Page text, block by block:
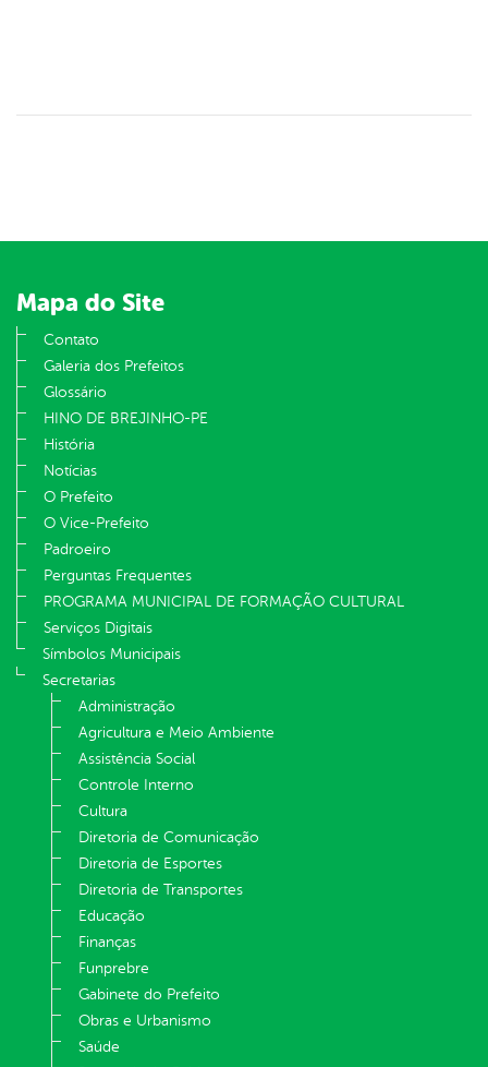
Mapa do Site
Contato
Galeria dos Prefeitos
Glossário
HINO DE BREJINHO-PE
História
Notícias
O Prefeito
O Vice-Prefeito
Padroeiro
Perguntas Frequentes
PROGRAMA MUNICIPAL DE FORMAÇÃO CULTURAL
Serviços Digitais
Símbolos Municipais
Secretarias
Administração
Agricultura e Meio Ambiente
Assistência Social
Controle Interno
Cultura
Diretoria de Comunicação
Diretoria de Esportes
Diretoria de Transportes
Educação
Finanças
Funprebre
Gabinete do Prefeito
Obras e Urbanismo
Saúde